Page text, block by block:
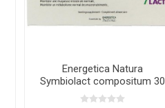
Energetica Natura
Symbiolact compositum 30
zakjes